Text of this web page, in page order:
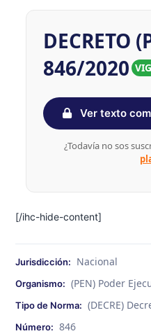
DECRETO
846/2020
Ver texto
¿Todavía no sos
[/ihc-hide-content]
Jurisdicción: Nacional
Organismo: (PEN) Poder
Tipo de Norma: (DECRE)
Número: 846